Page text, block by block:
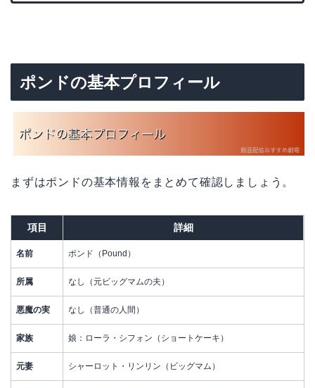
ポンドの基本プロフィール
まずはポンドの基本情報をまとめて確認しましょう。
項目 詳細
名前 ポンド（Pound）
所属 なし（元ビッグマムの夫）
悪魔の実 なし（普通の人間）
家族 娘：ローラ・シフォン（ショートケーキ）
元妻 シャーロット・リンリン（ビッグマム）